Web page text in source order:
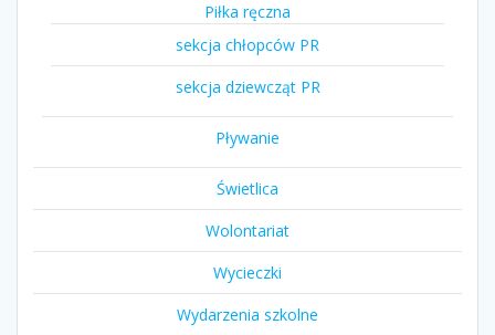
Piłka ręczna
sekcja chłopców PR
sekcja dziewcząt PR
Pływanie
Świetlica
Wolontariat
Wycieczki
Wydarzenia szkolne